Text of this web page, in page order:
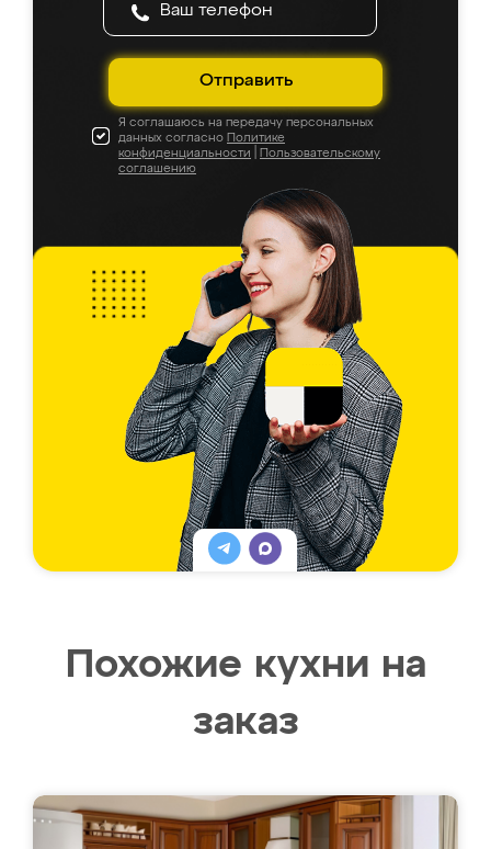
Отправить
Я соглашаюсь на передачу персональных
данных согласно Политике
конфиденциальности
Пользовательскому
соглашению
Похожие кухни на
заказ